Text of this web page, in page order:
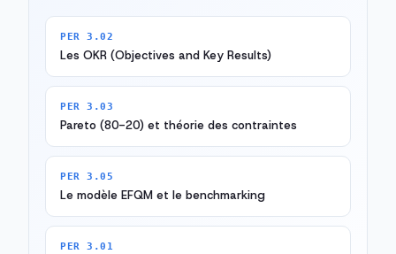
PER 3.02
Les OKR (Objectives and Key Results)
PER 3.03
Pareto (80-20) et théorie des contraintes
PER 3.05
Le modèle EFQM et le benchmarking
PER 3.01